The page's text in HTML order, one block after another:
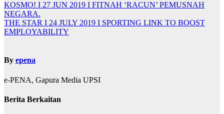
KOSMO! I 27 JUN 2019 I FITNAH ‘RACUN’ PEMUSNAH
NEGARA.
THE STAR I 24 JULY 2019 I SPORTING LINK TO BOOST
EMPLOYABILITY
By epena
e-PENA, Gapura Media UPSI
Berita Berkaitan